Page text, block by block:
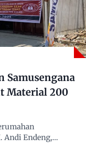
Samusengana
Material 200
Andi Endeng,